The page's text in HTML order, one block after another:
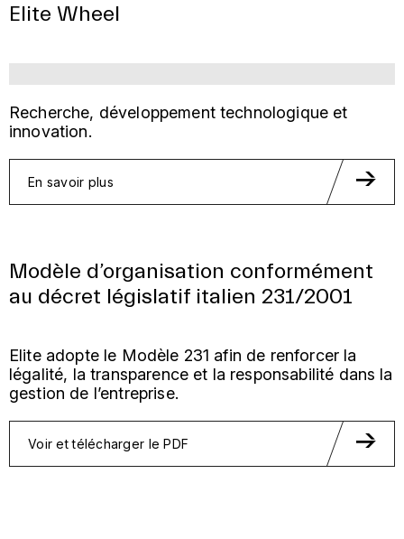
Elite Wheel
Recherche, développement technologique et
innovation.
En savoir plus
Modèle d’organisation conformément
au décret législatif italien 231/2001
Elite adopte le Modèle 231 afin de renforcer la
légalité, la transparence et la responsabilité dans la
gestion de l’entreprise.
Voir et télécharger le PDF